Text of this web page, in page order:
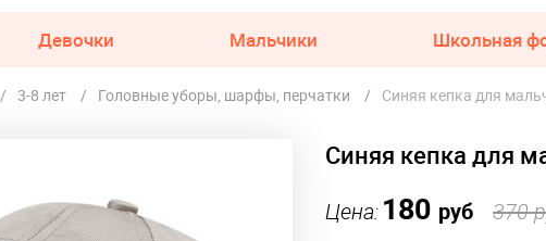
Девочки Мальчики Школьная
3-8 лет Головные уборы, шарфы, перчатки Синяя кепка для
Синяя кепка для
Цена:180 руб 370